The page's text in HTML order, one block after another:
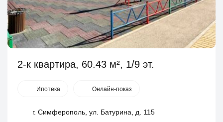
2-к квартира, 60.43 м², 1/9 эт.
Ипотека Онлайн-показ
г. Симферополь, ул. Батурина, д. 115